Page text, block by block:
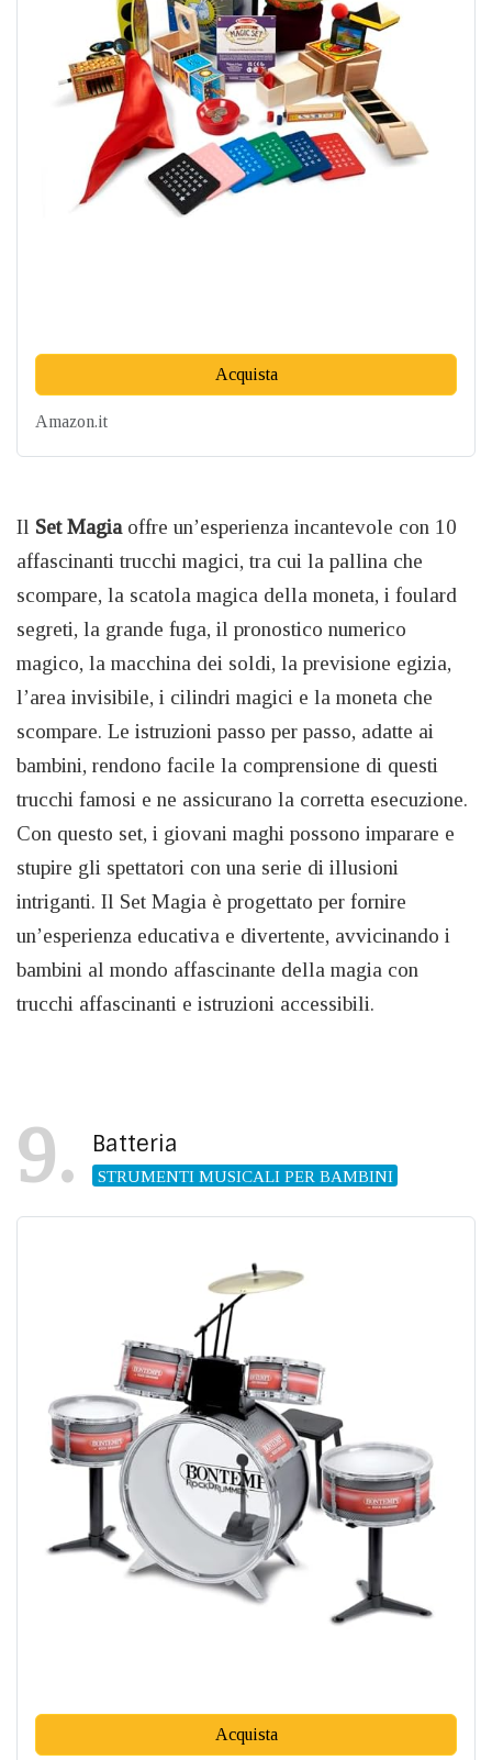
Acquista
Amazon.it
Il Set Magia offre un’esperienza incantevole con 10
affascinanti trucchi magici, tra cui la pallina che
scompare, la scatola magica della moneta, i foulard
segreti, la grande fuga, il pronostico numerico
magico, la macchina dei soldi, la previsione egizia,
l’area invisibile, i cilindri magici e la moneta che
scompare. Le istruzioni passo per passo, adatte ai
bambini, rendono facile la comprensione di questi
trucchi famosi e ne assicurano la corretta esecuzione.
Con questo set, i giovani maghi possono imparare e
stupire gli spettatori con una serie di illusioni
intriganti. Il Set Magia è progettato per fornire
un’esperienza educativa e divertente, avvicinando i
bambini al mondo affascinante della magia con
trucchi affascinanti e istruzioni accessibili.
9 Batteria
STRUMENTI MUSICALI PER BAMBINI
Acquista